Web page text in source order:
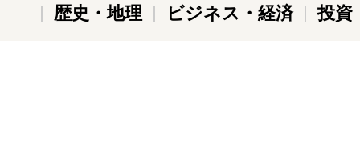
歴史・地理
ビジネス・経済 投資